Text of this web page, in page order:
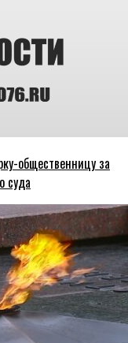
общественницу за
суда